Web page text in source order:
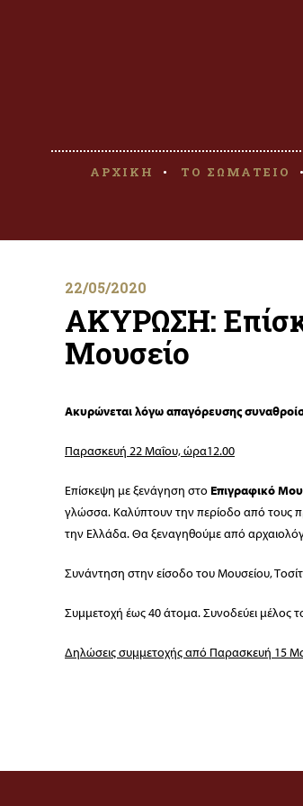
ΑΡΧΙΚΗ ΤΟ ΣΩΜΑΤΕΙΟ
22/05/2020
ΑΚΥΡΩΣΗ:
Μουσείο
Ακυρώνεται λόγω απαγόρευσης
Παρασκευή 22 Μαΐου, ώρα12.00
Επίσκεψη με ξενάγηση στο Επιγραφικό
γλώσσα. Καλύπτουν την περίοδο από τους
την Ελλάδα. Θα ξεναγηθούμε από
Συνάντηση στην είσοδο του Μουσείου,
Συμμετοχή έως 40 άτομα. Συνοδεύει μέλος
Δηλώσεις συμμετοχής από Παρασκευή 15